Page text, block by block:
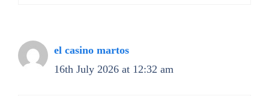
el casino martos
16th July 2026 at 12:32 am